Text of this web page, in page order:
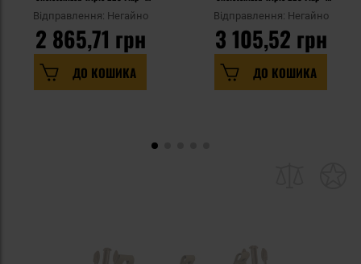
Ranger Green
Відправлення: Негайно
2 865,71 грн
ДО КОШИКА
MultiCam
Відправлення: Негайно
3 105,52 грн
ДО КОШИКА